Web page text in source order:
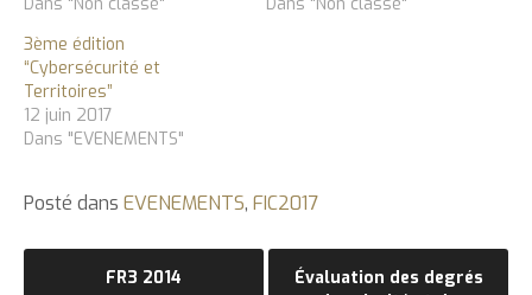
3ème édition
“Cybersécurité et
Territoires”
12 juin 2017
Dans "EVENEMENTS"
Posté dans EVENEMENTS, FIC2017
Navigation
FR3 2014
Évaluation des degrés